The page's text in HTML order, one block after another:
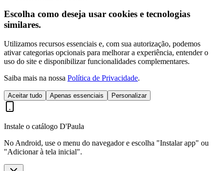
Escolha como deseja usar cookies e tecnologias
similares.
Utilizamos recursos essenciais e, com sua autorização, podemos
ativar categorias opcionais para melhorar a experiência, entender o
uso do site e disponibilizar funcionalidades complementares.
Saiba mais na nossa Política de Privacidade.
Aceitar tudo Apenas essenciais Personalizar
Instale o catálogo D'Paula
No Android, use o menu do navegador e escolha "Instalar app" ou
"Adicionar à tela inicial".